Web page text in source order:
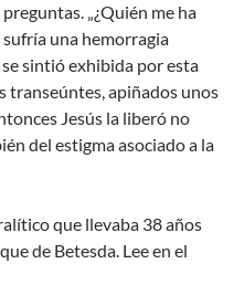
„¿Quién me ha
sufría una hemorragia
sintió exhibida por esta
transeúntes, apiñados unos
Jesús la liberó no
del estigma asociado a la
que llevaba 38 años
de Betesda. Lee en el